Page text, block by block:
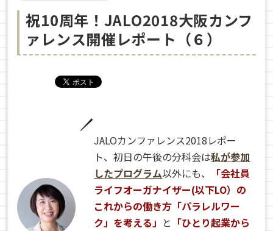
祝10周年！JALO2018大阪カンフ
ァレンス開催レポート（６）
JALOカンファレンス2018レポー
ト、初日の午後の分科会は私が参加
したプログラム以外にも、
「会社員
ライフオーガナイザー(以下LO）の
これからの働き方「パラレルワー
ク」を考える」 と 「ひとり起業から